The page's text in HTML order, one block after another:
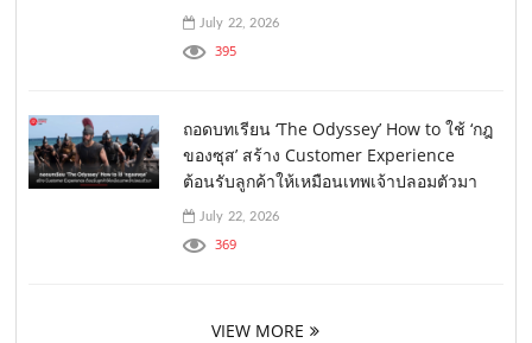
July 22, 2026
395
ถอดบทเรียน ‘The Odyssey’ How to ใช้ ‘กฎ
ของซุส’ สร้าง Customer Experience
ต้อนรับลูกค้าให้เหมือนเทพเจ้าปลอมตัวมา
July 22, 2026
369
VIEW MORE